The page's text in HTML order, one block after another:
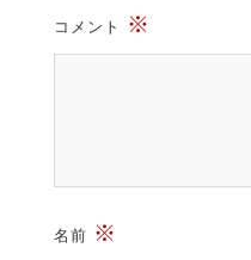
コメント ※
名前 ※